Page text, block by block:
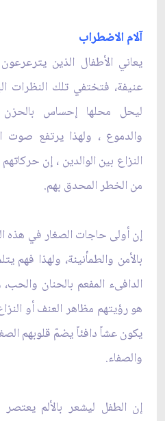
آلام الاضطراب
يعاني الأطفال الذين
عنيفة، فتختفي تلك النظرات
ليحل محلها إحساس بالحزن
والدموع ، ولهذا يرتفع صوت
النزاع بين الوالدين ، إن
من الخطر المحدق بهم.
إن أولى حاجات الصغار في هذه
بالأمن والطمأنينة، ولهذا
الدافىء المفعم بالحنان
هو رؤيتهم مظاهر العنف أو
يكون عشاً دافئاً يضمّ قلوبهم
والصفاء.
إن الطفل ليشعر بالألم